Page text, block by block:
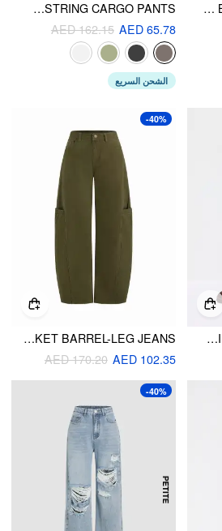
CIDER DENIM LOW RISE BUTTON CARGO JEANS
DENIM DRAWSTRING CARGO PANTS
AED 65.78
AED 162.15
الشحن السريع
LOW RISE ELASTIC WAIST POCKET WIDE LEG CARGO PANTS
-40%
CIDER DENIM LOW RISE POCKET BARREL-LEG JEANS
AED 102.35
AED 170.20
-40%